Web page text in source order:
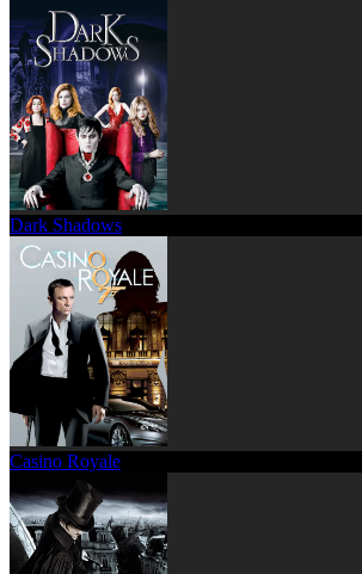
Dark Shadows
Casino Royale